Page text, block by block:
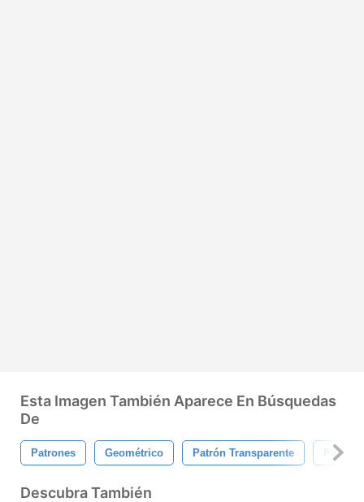
Esta Imagen También Aparece En Búsquedas
De
Patrones Geométrico Patrón Transparente Patrón
Descubra También